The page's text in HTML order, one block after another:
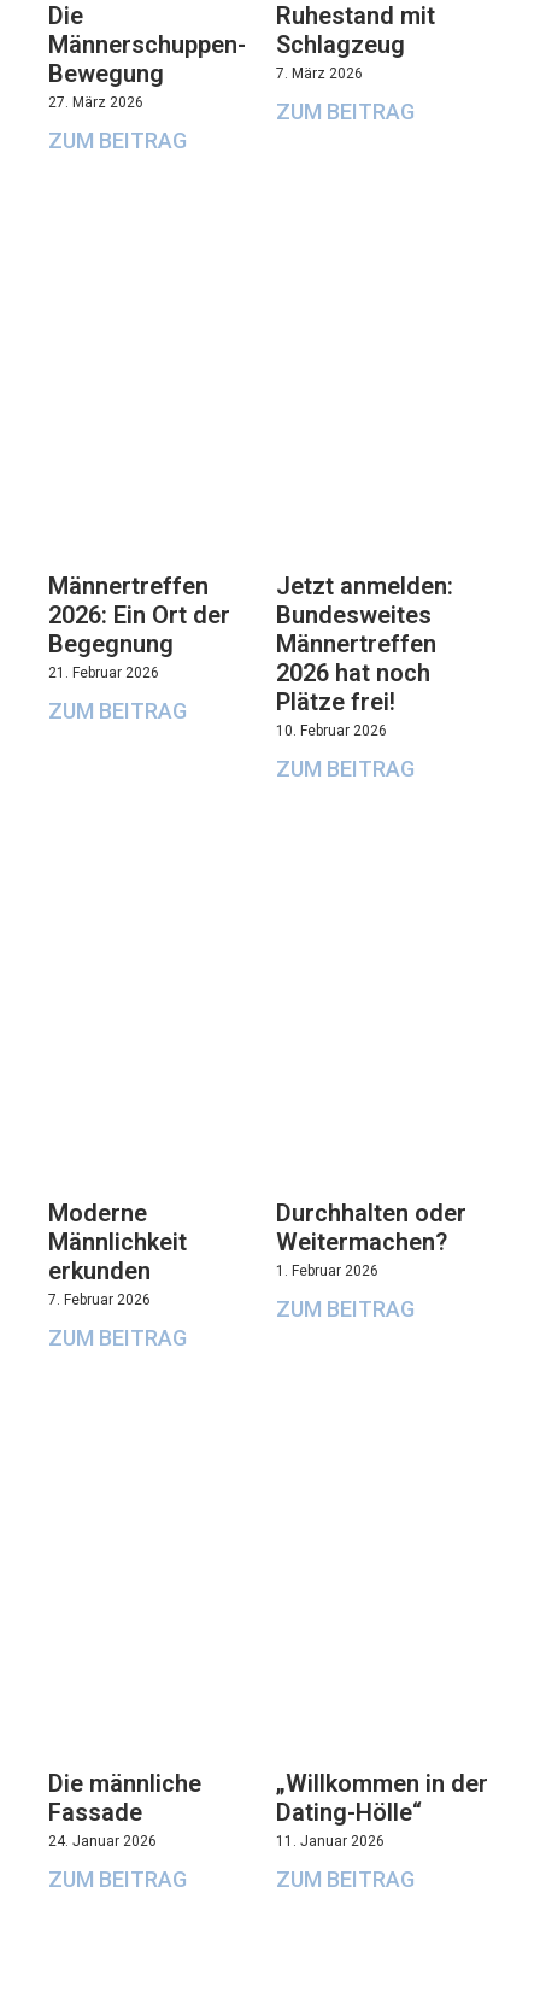
Die
Männerschuppen-
Bewegung
27. März 2026
ZUM BEITRAG
Ruhestand mit
Schlagzeug
7. März 2026
ZUM BEITRAG
Männertreffen
2026: Ein Ort der
Begegnung
21. Februar 2026
ZUM BEITRAG
Jetzt anmelden:
Bundesweites
Männertreffen
2026 hat noch
Plätze frei!
10. Februar 2026
ZUM BEITRAG
Moderne
Männlichkeit
erkunden
7. Februar 2026
ZUM BEITRAG
Durchhalten oder
Weitermachen?
1. Februar 2026
ZUM BEITRAG
Die männliche
Fassade
24. Januar 2026
ZUM BEITRAG
„Willkommen in der
Dating-Hölle“
11. Januar 2026
ZUM BEITRAG